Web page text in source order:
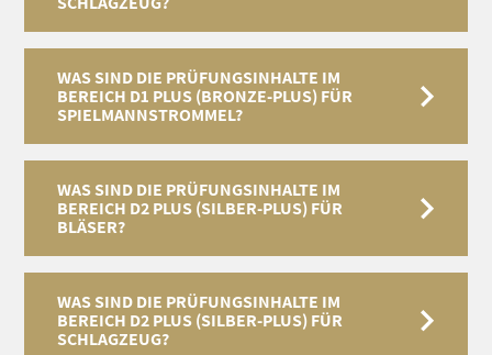
WAS SIND DIE PRÜFUNGSINHALTE IM
BEREICH D1 PLUS (BRONZE-PLUS) FÜR
SPIELMANNSTROMMEL?
WAS SIND DIE PRÜFUNGSINHALTE IM
BEREICH D2 PLUS (SILBER-PLUS) FÜR
BLÄSER?
WAS SIND DIE PRÜFUNGSINHALTE IM
BEREICH D2 PLUS (SILBER-PLUS) FÜR
SCHLAGZEUG?